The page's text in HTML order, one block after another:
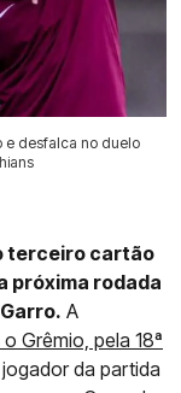
e desfalca no duelo
terceiro cartão
próxima rodada
A
Grêmio, pela 18ª
da partida